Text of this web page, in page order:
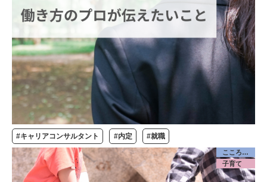
#キャリアコンサルタント #内定 #就職
こころケア
子育て